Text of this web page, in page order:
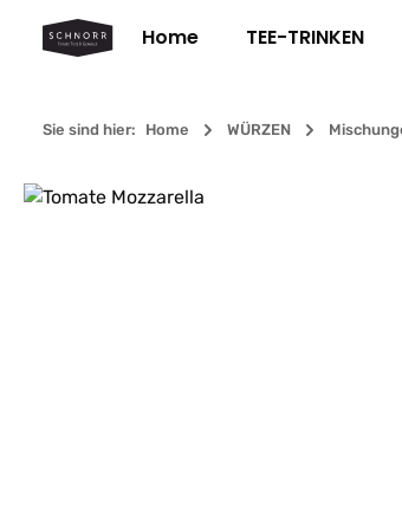
Hauptinhalt springen
Zur Suche springen
Zur Hauptnavigation springen
Home TEE-TRINKEN
Sie sind hier: Home WÜRZEN
Bildergalerie überspringen